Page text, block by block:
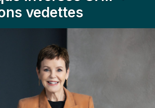
vedettes